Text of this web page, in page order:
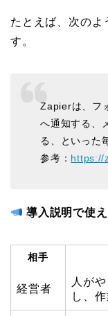
たとえば、次のよ
す。
Zapierは、フ
へ通知する、
る、といった
参考： https://
導入説明で使
相手
経営者
人が
し、